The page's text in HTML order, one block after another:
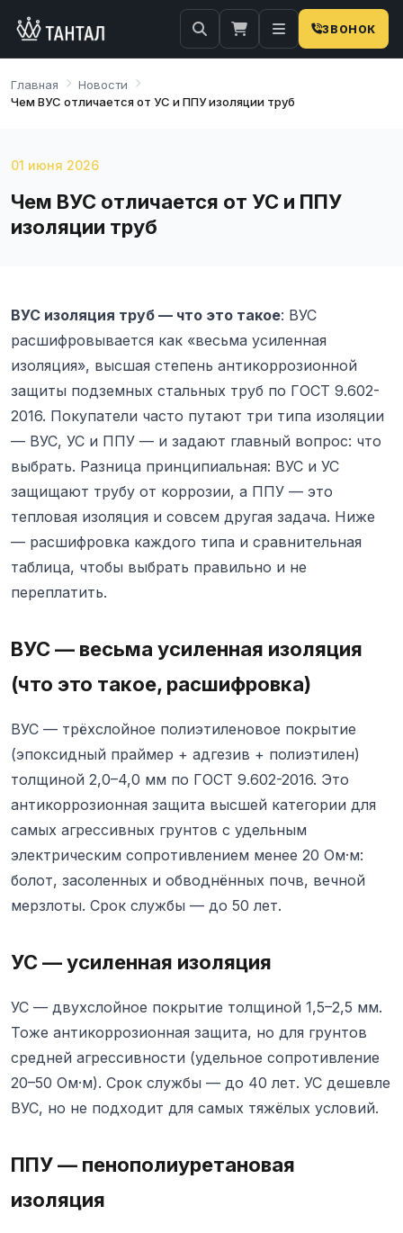
ЗВОНОК
Главная
Новости
Чем ВУС отличается от УС и ППУ изоляции труб
01 июня 2026
Чем ВУС отличается от УС и ППУ
изоляции труб
ВУС изоляция труб — что это такое: ВУС
расшифровывается как «весьма усиленная
изоляция», высшая степень антикоррозионной
защиты подземных стальных труб по ГОСТ 9.602-
2016. Покупатели часто путают три типа изоляции
— ВУС, УС и ППУ — и задают главный вопрос: что
выбрать. Разница принципиальная: ВУС и УС
защищают трубу от коррозии, а ППУ — это
тепловая изоляция и совсем другая задача. Ниже
— расшифровка каждого типа и сравнительная
таблица, чтобы выбрать правильно и не
переплатить.
ВУС — весьма усиленная изоляция
(что это такое, расшифровка)
ВУС — трёхслойное полиэтиленовое покрытие
(эпоксидный праймер + адгезив + полиэтилен)
толщиной 2,0–4,0 мм по ГОСТ 9.602-2016. Это
антикоррозионная защита высшей категории для
самых агрессивных грунтов с удельным
электрическим сопротивлением менее 20 Ом·м:
болот, засоленных и обводнённых почв, вечной
мерзлоты. Срок службы — до 50 лет.
УС — усиленная изоляция
УС — двухслойное покрытие толщиной 1,5–2,5 мм.
Тоже антикоррозионная защита, но для грунтов
средней агрессивности (удельное сопротивление
20–50 Ом·м). Срок службы — до 40 лет. УС дешевле
ВУС, но не подходит для самых тяжёлых условий.
ППУ — пенополиуретановая
изоляция